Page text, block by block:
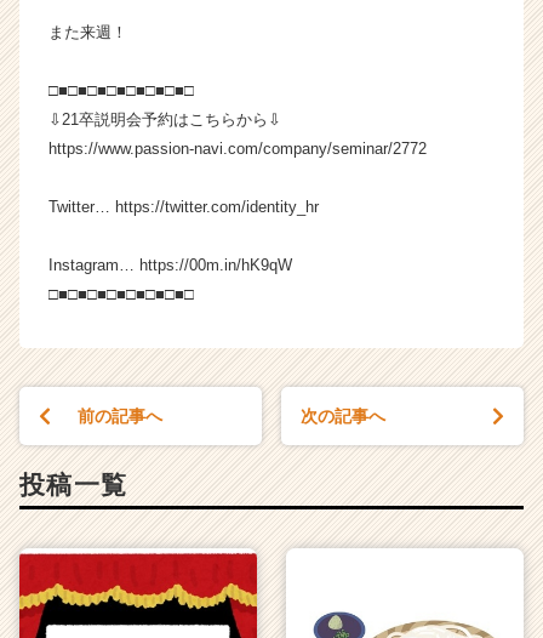
また来週！
□■□■□■□■□■□■□■□
⇩21卒説明会予約はこちらから⇩
https://www.passion-navi.com/company/seminar/2772
Twitter… https://twitter.com/identity_hr
Instagram… https://00m.in/hK9qW
□■□■□■□■□■□■□■□
前の記事へ 次の記事へ
投稿一覧